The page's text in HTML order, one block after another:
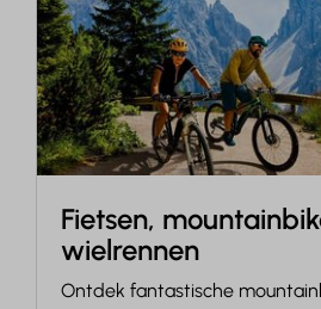
Fietsen,
wielrennen
Ontdek fantastische